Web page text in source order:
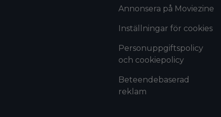
Annonsera på Moviezine
Inställningar för cookies
Personuppgiftspolicy
och cookiepolicy
Beteendebaserad
reklam